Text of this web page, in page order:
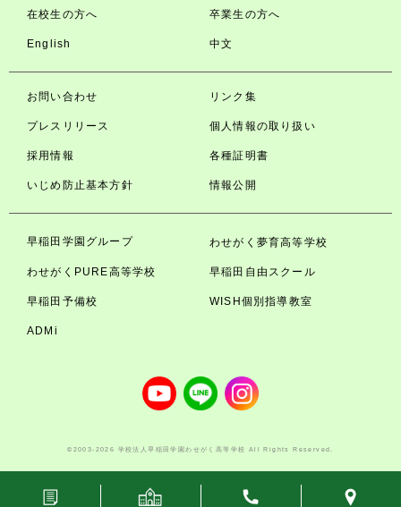
在校生の方へ 卒業生の方へ
English 中文
お問い合わせ リンク集
プレスリリース 個人情報の取り扱い
採用情報 各種証明書
いじめ防止基本方針 情報公開
早稲田学園グループ わせがく夢育高等学校
わせがくPURE高等学校 早稲田自由スクール
早稲田予備校 WISH個別指導教室
ADMi
©2003-2026 学校法人早稲田学園わせがく高等学校 All Rights Reserved.